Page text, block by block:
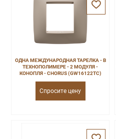
ОДНА МЕЖДУНАРОДНАЯ ТАРЕЛКА - В
ТЕХНОПОЛИМЕРЕ - 2 МОДУЛЯ -
КОНОПЛЯ - CHORUS (GW16122TC)
Спросите цену